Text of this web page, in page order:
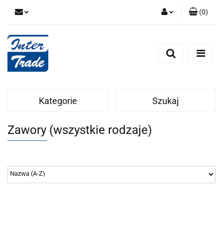
Zarejestruj się
(0)
Kategorie Szukaj
Zawory (wszystkie rodzaje)